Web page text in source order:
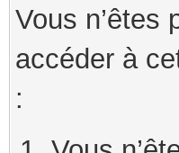
Vous n’êtes
accéder à
: